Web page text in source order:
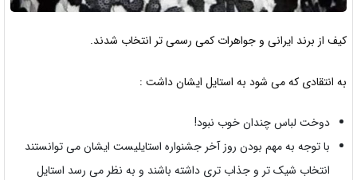
كيف از برند ایرانی و جواهرات کمی رسمی تر انتخاب شدند.
به انتقادی که می شود به استایل ایشان داشت :
دوخت لباس چندان خوب نبود!
با توجه به مهم بودن روز آخر جشنواره استایلیست ایشان می توانستند
انتخاب شیک تر و جذاب تری داشته باشند و به نظر می رسد استایل